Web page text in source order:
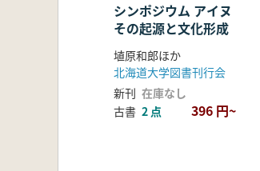
シンポジウム アイヌ
その起源と文化形成
埴原和郎ほか
北海道大学図書刊行会
新刊 在庫なし
古書 2 点 396 円~